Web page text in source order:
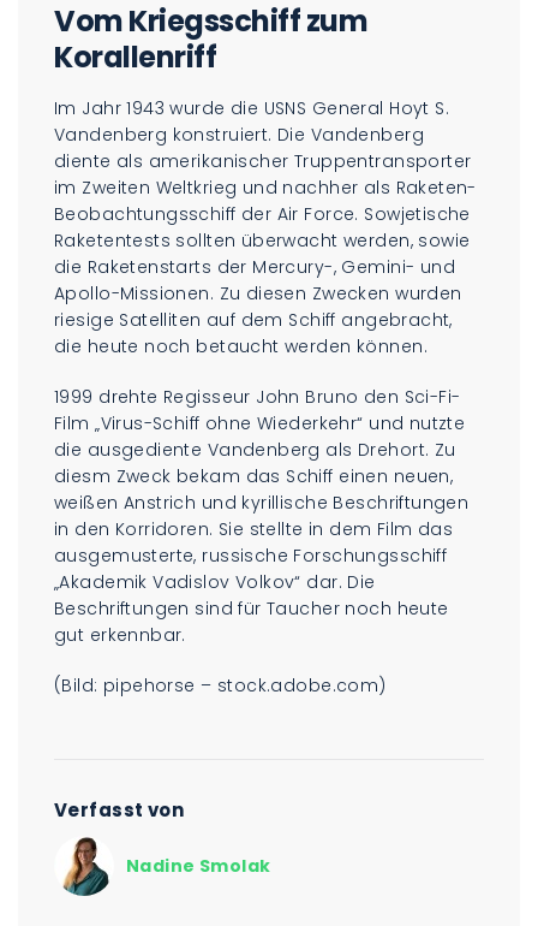
Vom Kriegsschiff zum
Korallenriff
Im Jahr 1943 wurde die USNS General Hoyt S.
Vandenberg konstruiert. Die Vandenberg
diente als amerikanischer Truppentransporter
im Zweiten Weltkrieg und nachher als Raketen-
Beobachtungsschiff der Air Force. Sowjetische
Raketentests sollten überwacht werden, sowie
die Raketenstarts der Mercury-, Gemini- und
Apollo-Missionen. Zu diesen Zwecken wurden
riesige Satelliten auf dem Schiff angebracht,
die heute noch betaucht werden können.
1999 drehte Regisseur John Bruno den Sci-Fi-
Film „Virus-Schiff ohne Wiederkehr“ und nutzte
die ausgediente Vandenberg als Drehort. Zu
diesm Zweck bekam das Schiff einen neuen,
weißen Anstrich und kyrillische Beschriftungen
in den Korridoren. Sie stellte in dem Film das
ausgemusterte, russische Forschungsschiff
„Akademik Vadislov Volkov“ dar. Die
Beschriftungen sind für Taucher noch heute
gut erkennbar.
(Bild: pipehorse – stock.adobe.com)
Verfasst von
Nadine Smolak